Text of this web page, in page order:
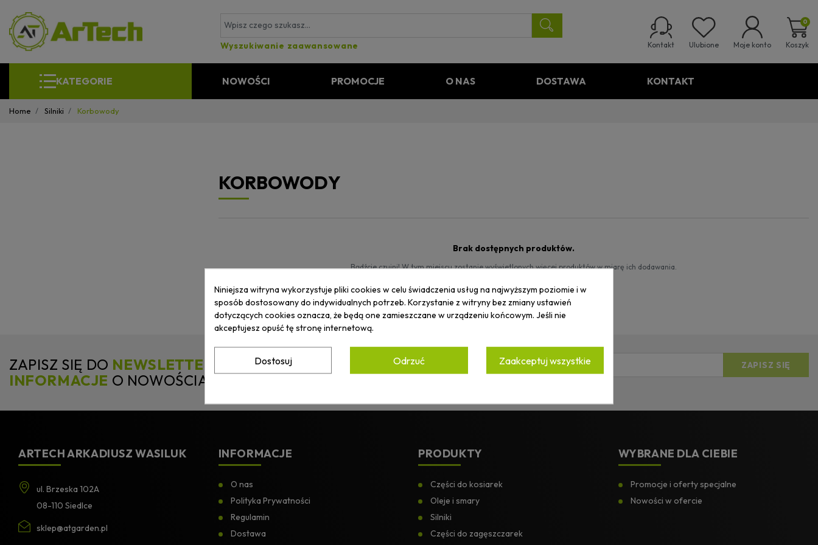
Wyszukiwanie zaawansowane Kontakt Ulubione Moje konto Koszyk
0
KATEGORIE NOWOŚCI PROMOCJE O NAS DOSTAWA KONTAKT
Home Silniki Korbowody
KORBOWODY
Brak dostępnych produktów.
Bądźcie czujni! W tym miejscu zostanie wyświetlonych więcej produktów w miarę ich dodawania.
ZAPISZ SIĘ DO NEWSLETTERA
OTRZYMUJ
INFORMACJE O NOWOŚCIACH I PROMOCJACH.
ARTECH ARKADIUSZ WASILUK
ul. Brzeska 102A
08-110 Siedlce
sklep@atgarden.pl
INFORMACJE
O nas
Polityka Prywatności
Regulamin
Dostawa
PRODUKTY
Części do kosiarek
Oleje i smary
Silniki
Części do zagęszczarek
WYBRANE DLA CIEBIE
Promocje i oferty specjalne
Nowości w ofercie
Niniejsza witryna wykorzystuje pliki cookies w celu świadczenia usług na najwyższym poziomie i w
sposób dostosowany do indywidualnych potrzeb. Korzystanie z witryny bez zmiany ustawień
dotyczących cookies oznacza, że będą one zamieszczane w urządzeniu końcowym. Jeśli nie
akceptujesz opuść tę stronę internetową.
Dostosuj Odrzuć Zaakceptuj wszystkie